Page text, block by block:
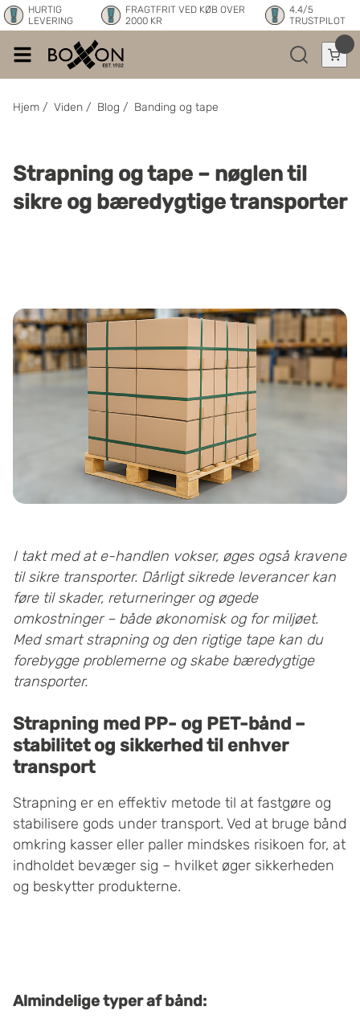
HURTIG
LEVERING
FRAGTFRIT VED KØB OVER
2000 KR
4.4/5
TRUSTPILOT
Hjem / Viden / Blog / Banding og tape
Strapning og tape – nøglen til
sikre og bæredygtige transporter
I takt med at e-handlen vokser, øges også kravene
til sikre transporter. Dårligt sikrede leverancer kan
føre til skader, returneringer og øgede
omkostninger – både økonomisk og for miljøet.
Med smart strapning og den rigtige tape kan du
forebygge problemerne og skabe bæredygtige
transporter.
Strapning med PP- og PET-bånd –
stabilitet og sikkerhed til enhver
transport
Strapning er en effektiv metode til at fastgøre og
stabilisere gods under transport. Ved at bruge bånd
omkring kasser eller paller mindskes risikoen for, at
indholdet bevæger sig – hvilket øger sikkerheden
og beskytter produkterne.
Almindelige typer af bånd: